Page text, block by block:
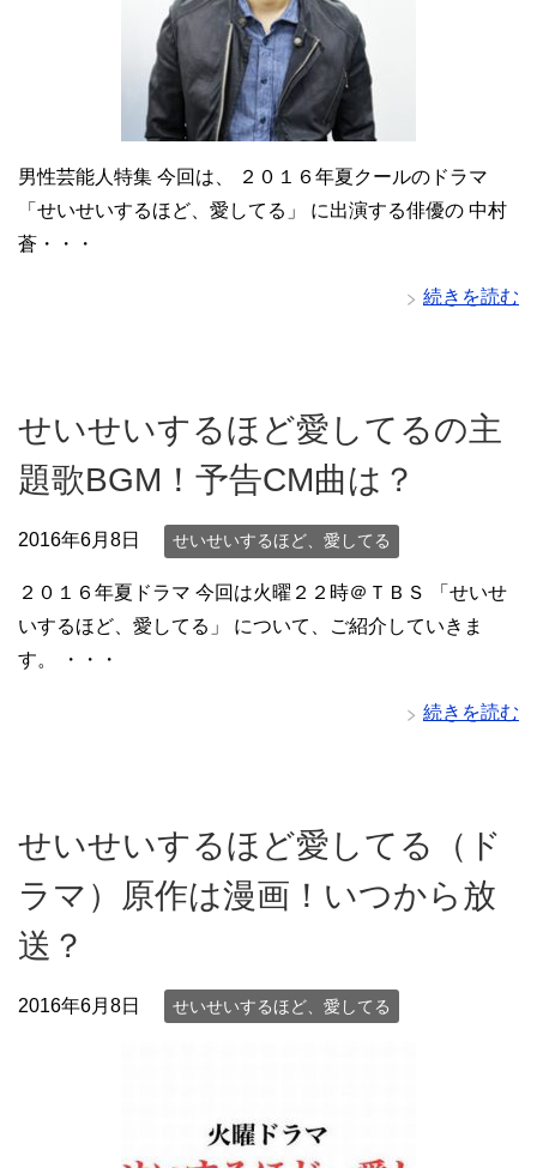
男性芸能人特集 今回は、 ２０１６年夏クールのドラマ
「せいせいするほど、愛してる」 に出演する俳優の 中村
蒼・・・
続きを読む
せいせいするほど愛してるの主
題歌BGM！予告CM曲は？
2016年6月8日 せいせいするほど、愛してる
２０１６年夏ドラマ 今回は火曜２２時＠ＴＢＳ 「せいせ
いするほど、愛してる」 について、ご紹介していきま
す。 ・・・
続きを読む
せいせいするほど愛してる（ド
ラマ）原作は漫画！いつから放
送？
2016年6月8日 せいせいするほど、愛してる